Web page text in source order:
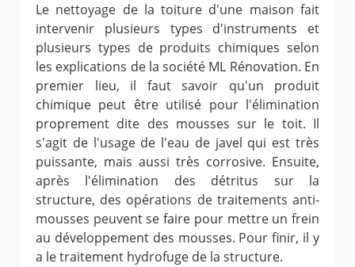
Le nettoyage de la toiture d'une maison fait
intervenir plusieurs types d'instruments et
plusieurs types de produits chimiques selon
les explications de la société ML Rénovation. En
premier lieu, il faut savoir qu'un produit
chimique peut être utilisé pour l'élimination
proprement dite des mousses sur le toit. Il
s'agit de l'usage de l'eau de javel qui est très
puissante, mais aussi très corrosive. Ensuite,
après l'élimination des détritus sur la
structure, des opérations de traitements anti-
mousses peuvent se faire pour mettre un frein
au développement des mousses. Pour finir, il y
a le traitement hydrofuge de la structure.